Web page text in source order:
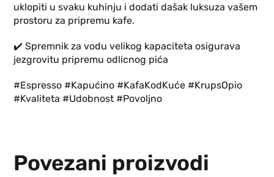
uklopiti u svaku kuhinju i dodati dašak luksuza vašem
prostoru za pripremu kafe.
✔️ Spremnik za vodu velikog kapaciteta osigurava
jezgrovitu pripremu odlicnog pića
#Espresso #Kapućino #KafaKodKuće #KrupsOpio
#Kvaliteta #Udobnost #Povoljno
Povezani proizvodi